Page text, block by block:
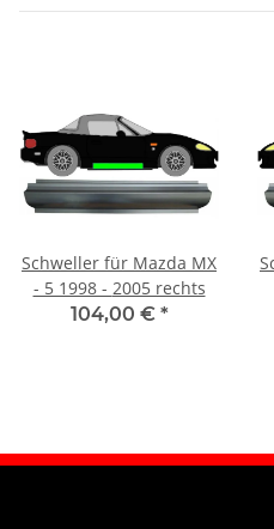
Schweller für Mazda MX
- 5 1998 - 2005 rechts
104,00 € *